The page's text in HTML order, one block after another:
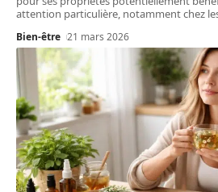
attention particulière, notamment chez
Bien-être 21 mars 2026